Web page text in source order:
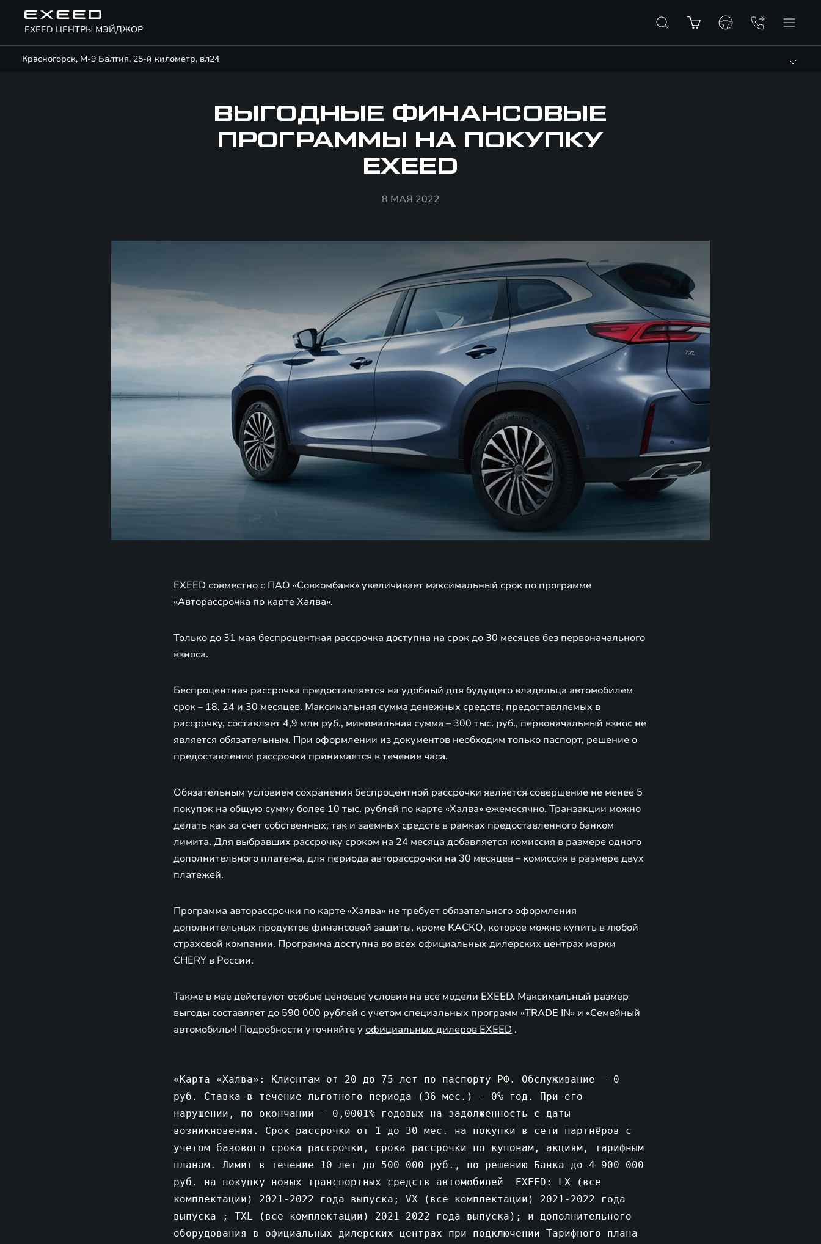
EXEED ЦЕНТРЫ МЭЙДЖОР
Красногорск, М-9 Балтия, 25-й километр, вл24
ВЫГОДНЫЕ ФИНАНСОВЫЕ
ПРОГРАММЫ НА ПОКУПКУ
EXEED
8 МАЯ 2022
EXEED совместно с ПАО «Совкомбанк» увеличивает максимальный срок по программе
«Авторассрочка по карте Халва».
Только до 31 мая беспроцентная рассрочка доступна на срок до 30 месяцев без первоначального
взноса.
Беспроцентная рассрочка предоставляется на удобный для будущего владельца автомобилем
срок – 18, 24 и 30 месяцев. Максимальная сумма денежных средств, предоставляемых в
рассрочку, составляет 4,9 млн руб., минимальная сумма – 300 тыс. руб., первоначальный взнос не
является обязательным. При оформлении из документов необходим только паспорт, решение о
предоставлении рассрочки принимается в течение часа.
Обязательным условием сохранения беспроцентной рассрочки является совершение не менее 5
покупок на общую сумму более 10 тыс. рублей по карте «Халва» ежемесячно. Транзакции можно
делать как за счет собственных, так и заемных средств в рамках предоставленного банком
лимита. Для выбравших рассрочку сроком на 24 месяца добавляется комиссия в размере одного
дополнительного платежа, для периода авторассрочки на 30 месяцев – комиссия в размере двух
платежей.
Программа авторассрочки по карте «Халва» не требует обязательного оформления
дополнительных продуктов финансовой защиты, кроме КАСКО, которое можно купить в любой
страховой компании. Программа доступна во всех официальных дилерских центрах марки
CHERY в России.
Также в мае действуют особые ценовые условия на все модели EXEED. Максимальный размер
выгоды составляет до 590 000 рублей с учетом специальных программ «TRADE IN» и «Семейный
автомобиль»! Подробности уточняйте у официальных дилеров EXEED .
«Карта «Халва»: Клиентам от 20 до 75 лет по паспорту РФ. Обслуживание – 0
руб. Ставка в течение льготного периода (36 мес.) - 0% год. При его
нарушении, по окончании – 0,0001% годовых на задолженность с даты
возникновения. Срок рассрочки от 1 до 30 мес. на покупки в сети партнёров с
учетом базового срока рассрочки, срока рассрочки по купонам, акциям, тарифным
планам. Лимит в течение 10 лет до 500 000 руб., по решению Банка до 4 900 000
руб. на покупку новых транспортных средств автомобилей EXEED: LX (все
комплектации) 2021-2022 года выпуска; VX (все комплектации) 2021-2022 года
выпуска ; TXL (все комплектации) 2021-2022 года выпуска); и дополнительного
оборудования в официальных дилерских центрах при подключении Тарифного плана